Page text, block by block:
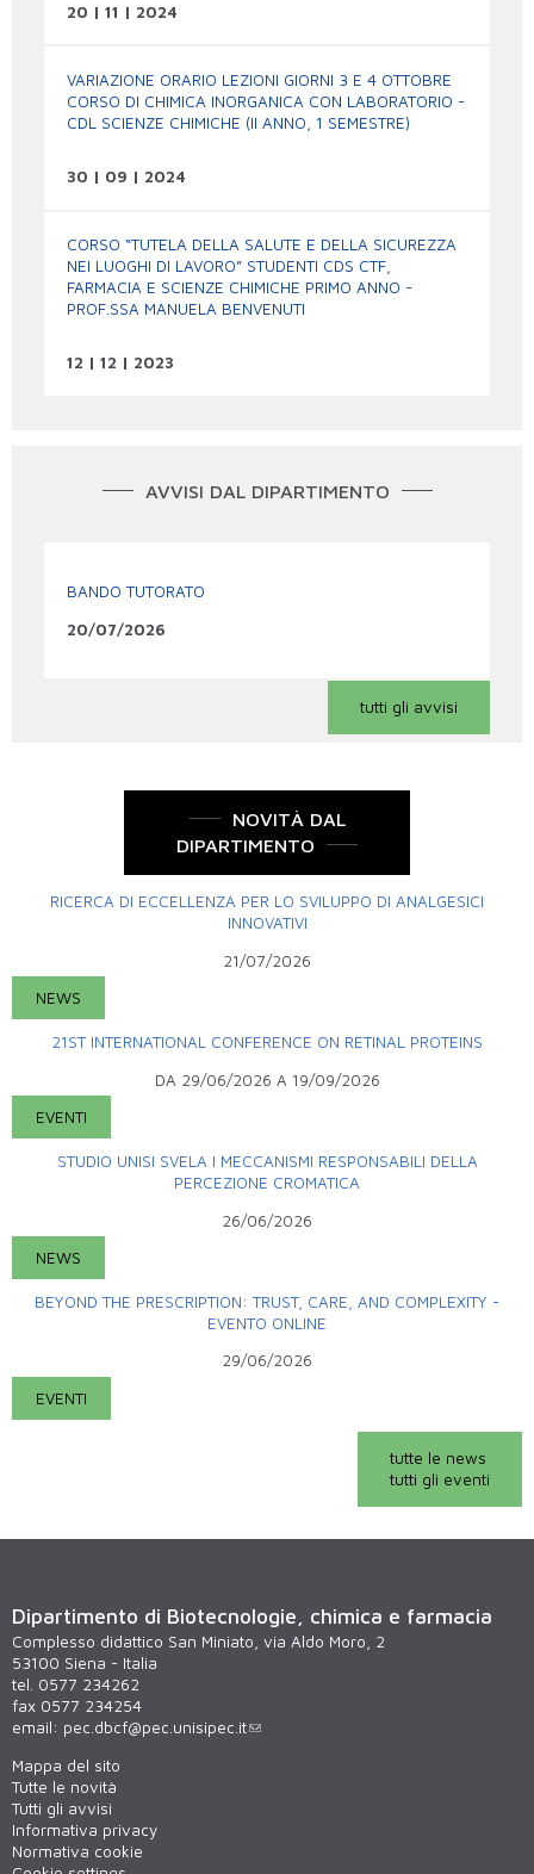
20 | 11 | 2024
VARIAZIONE ORARIO LEZIONI GIORNI 3 E 4 OTTOBRE
CORSO DI CHIMICA INORGANICA CON LABORATORIO -
CDL SCIENZE CHIMICHE (II ANNO, 1 SEMESTRE)
30 | 09 | 2024
CORSO “TUTELA DELLA SALUTE E DELLA SICUREZZA
NEI LUOGHI DI LAVORO” STUDENTI CDS CTF,
FARMACIA E SCIENZE CHIMICHE PRIMO ANNO -
PROF.SSA MANUELA BENVENUTI
12 | 12 | 2023
AVVISI DAL DIPARTIMENTO
BANDO TUTORATO
20/07/2026
tutti gli avvisi
NOVITÀ DAL
DIPARTIMENTO
RICERCA DI ECCELLENZA PER LO SVILUPPO DI ANALGESICI
INNOVATIVI
21/07/2026
NEWS
21ST INTERNATIONAL CONFERENCE ON RETINAL PROTEINS
DA 29/06/2026 A 19/09/2026
EVENTI
STUDIO UNISI SVELA I MECCANISMI RESPONSABILI DELLA
PERCEZIONE CROMATICA
26/06/2026
NEWS
BEYOND THE PRESCRIPTION: TRUST, CARE, AND COMPLEXITY -
EVENTO ONLINE
29/06/2026
EVENTI
tutte le news
tutti gli eventi
Dipartimento di Biotecnologie, chimica e farmacia
Complesso didattico San Miniato, via Aldo Moro, 2
53100 Siena - Italia
tel. 0577 234262
fax 0577 234254
email: pec.dbcf@pec.unisipec.it
Mappa del sito
Tutte le novità
Tutti gli avvisi
Informativa privacy
Normativa cookie